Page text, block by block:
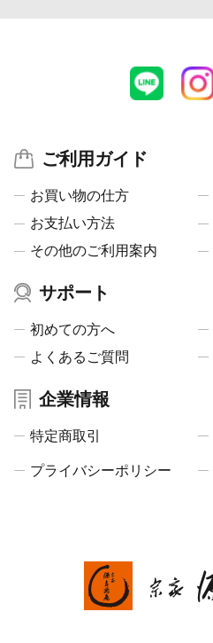
ご利用ガイド
お買い物の仕方
お支払い方法
その他のご利用案内
サポート
初めての方へ
よくあるご質問
企業情報
特定商取引
プライバシーポリシー